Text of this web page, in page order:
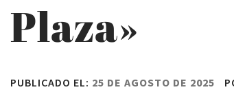
Plaza»
PUBLICADO EL: 25 DE AGOSTO DE 2025